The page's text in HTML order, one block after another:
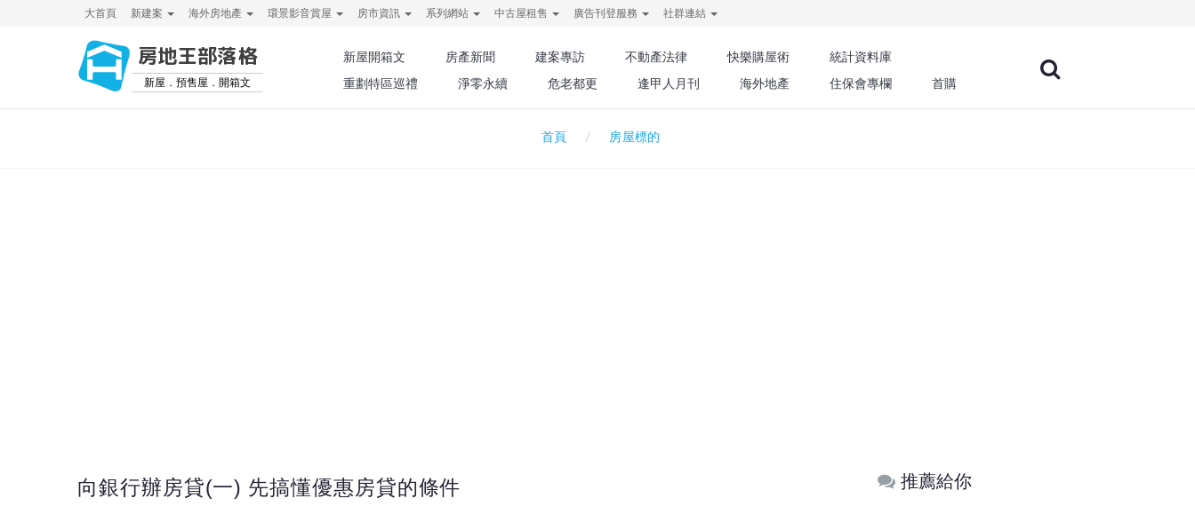
大首頁 新建案 海外房地產 環景影音賞屋 房市資訊 系列網站 中古屋租售 廣告刊登服務 社群連結
房地王部落格
新屋．預售屋．開箱文
新屋開箱文 房產新聞 建案專訪 不動產法律 快樂購屋術
統計資料庫
重劃特區巡禮
淨零永續 危老都更 逢甲人月刊 海外地產 住保會專欄 首購
首頁 房屋標的
向銀行辦房貸(一) 先搞懂優惠房貸的條件 推薦給你